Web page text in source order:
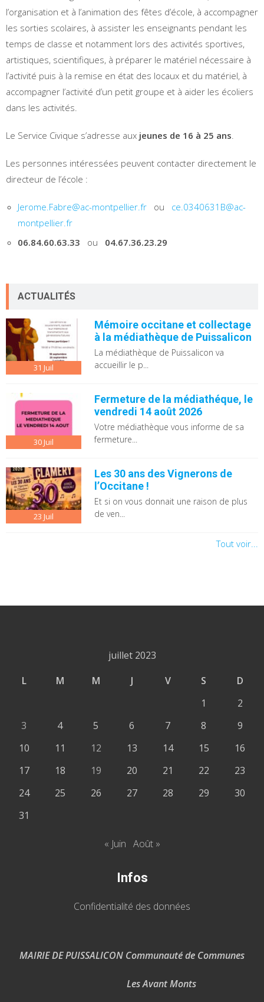
l’organisation et à l’animation des fêtes d’école, à accompagner
les sorties scolaires, à assister les enseignants pendant les
temps de classe et notamment lors des activités sportives,
artistiques, scientifiques, à préparer le matériel nécessaire à
l’activité puis à la remise en état des locaux et du matériel, à
accompagner l’activité d’un petit groupe et à aider les écoliers
dans les activités.
Le Service Civique s’adresse aux jeunes de 16 à 25 ans.
Les personnes intéressées peuvent contacter directement le
directeur de l’école :
Jerome.Fabre@ac-montpellier.fr ou ce.0340631B@ac-
montpellier.fr
06.84.60.63.33 ou 04.67.36.23.29
ACTUALITÉS
31 Juil
Mémoire occitane et collectage
à la médiathèque de Puissalicon
La médiathèque de Puissalicon va
accueillir le p...
30Juil
Fermeture de la médiathéque, le
vendredi 14 août 2026
Votre médiathèque vous informe de sa
fermeture...
23 Juil
Les 30 ans des Vignerons de
l’Occitane !
Et si on vous donnait une raison de plus
de ven...
Tout voir...
juillet 2023
L
M M J V S
D
1
2
3
4 5 6 7 8
9
10
11 12 13 14 15
16
17
18 19 20 21 22
23
24
25 26 27 28 29
30
31
« Juin Août »
Infos
Confidentialité des données
MAIRIE DE PUISSALICON Communauté de Communes
Les Avant Monts